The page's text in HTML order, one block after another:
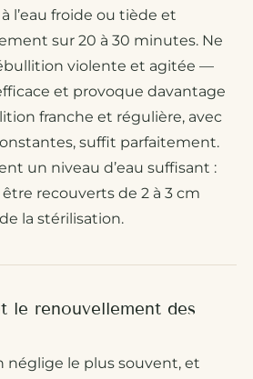
l’eau froide ou tiède et
sur 20 à 30 minutes. Ne
violente et agitée —
et provoque davantage
franche et régulière, avec
suffit parfaitement.
un niveau d’eau suffisant :
recouverts de 2 à 3 cm
la stérilisation.
le renouvellement des
néglige le plus souvent, et